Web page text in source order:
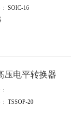
SOIC-16
压电平转换器
TSSOP-20